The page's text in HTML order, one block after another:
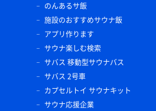
のんあるサ飯
施設のおすすめサウナ飯
アプリ作ります
サウナ楽しむ検索
サバス 移動型サウナバス
サバス 2号車
カプセルトイ サウナキット
サウナ応援企業